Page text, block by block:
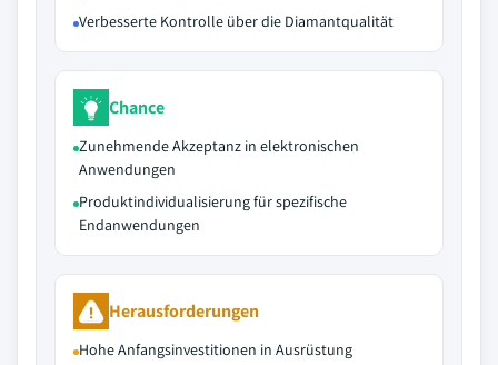
Verbesserte Kontrolle über die Diamantqualität
Chance
Zunehmende Akzeptanz in elektronischen
Anwendungen
Produktindividualisierung für spezifische
Endanwendungen
Herausforderungen
Hohe Anfangsinvestitionen in Ausrüstung